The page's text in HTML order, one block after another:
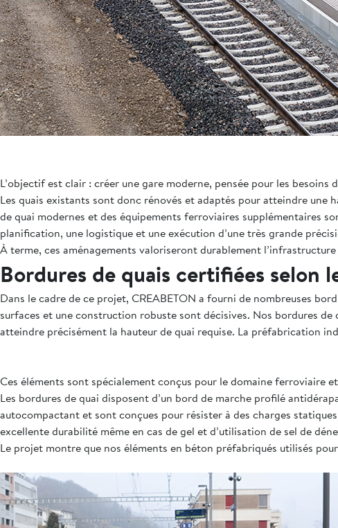
L’objectif est clair : créer une gare moderne, pensée pour les
Les quais existants sont donc rénovés et adaptés pour atteindre une
de quai modernes et des équipements ferroviaires supplémentaires
planification, une logistique et une exécution d’une très grande
À terme, ces aménagements valoriseront durablement
Bordures de quais certifiées selon
Dans le cadre de ce projet, CREABETON a fourni de nombreuses
surfaces et une construction robuste sont décisives. Nos bordures
atteindre précisément la hauteur de quai requise. La préfabrication
Ces éléments sont spécialement conçus pour le domaine ferroviaire
Les bordures de quai disposent d’un bord de marche profilé
autocompactant et sont conçues pour résister à des charges
excellente durabilité même en cas de gel et d’utilisation de sel de
Le projet montre que nos éléments en béton préfabriqués utilisés